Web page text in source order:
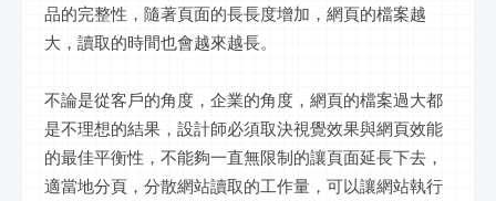
品的完整性，隨著頁面的長長度增加，網頁的檔案越
大，讀取的時間也會越來越長。
不論是從客戶的角度，企業的角度，網頁的檔案過大都
是不理想的結果，設計師必須取決視覺效果與網頁效能
的最佳平衡性，不能夠一直無限制的讓頁面延長下去，
適當地分頁，分散網站讀取的工作量，可以讓網站執行